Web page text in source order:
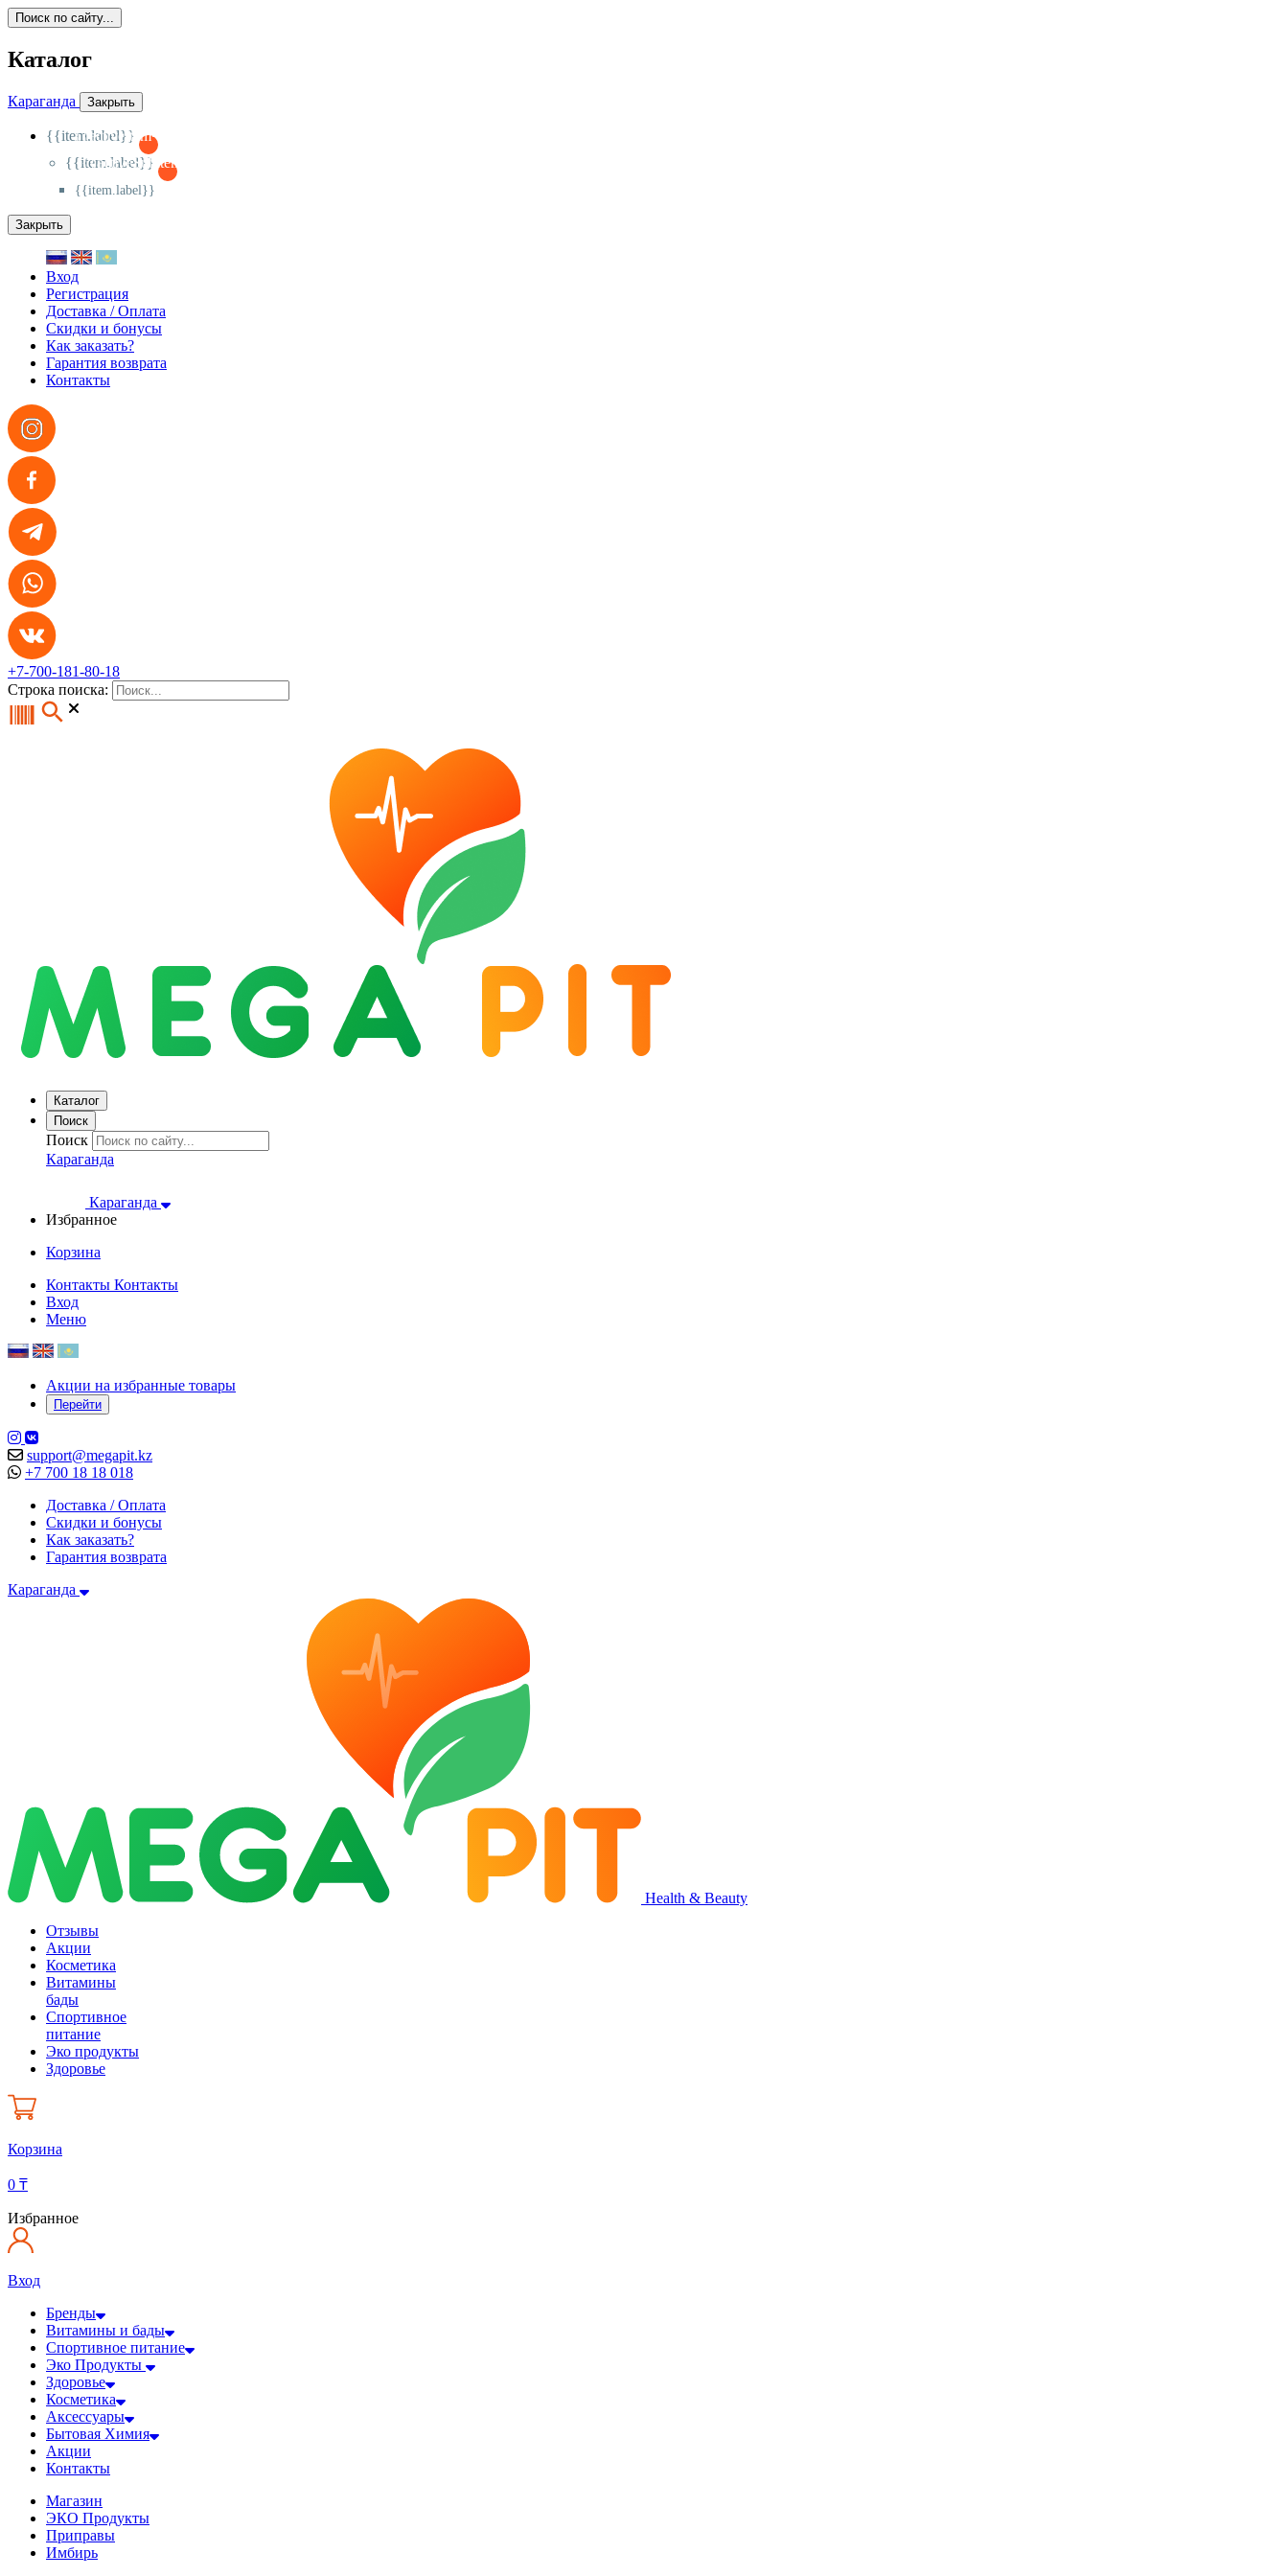
Поиск по сайту...
Каталог
Караганда Закрыть
{{item.label}}
{{activeItem==item.id?'-
{{item.label}}
{{activeSubitem==item.id?'-
{{item.label}}
Закрыть
Вход
Регистрация
Доставка / Оплата
Скидки и бонусы
Как заказать?
Гарантия возврата
Контакты
+7-700-181-80-18
Строка поиска:
Каталог
Поиск
Поиск
Караганда
Караганда
Избранное
Корзина
Контакты Контакты
Вход
Меню
Акции на избранные товары
Перейти
support@megapit.kz
+7 700 18 18 018
Доставка / Оплата
Скидки и бонусы
Как заказать?
Гарантия возврата
Караганда
Health & Beauty
Отзывы
Акции
Косметика
Витамины
бады
Спортивное
питание
Эко продукты
Здоровье
Корзина
0 ₸
Избранное
Вход
Бренды
Витамины и бады
Спортивное питание
Эко Продукты
Здоровье
Косметика
Аксессуары
Бытовая Химия
Акции
Контакты
Магазин
ЭКО Продукты
Приправы
Имбирь